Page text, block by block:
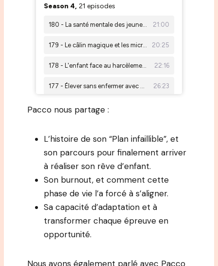
Pacco nous partage :
L’histoire de son “Plan infaillible”, et
son parcours pour finalement arriver
à réaliser son rêve d’enfant.
Son burnout, et comment cette
phase de vie l’a forcé à s’aligner.
Sa capacité d’adaptation et à
transformer chaque épreuve en
opportunité.
Nous avons également parlé avec Pacco